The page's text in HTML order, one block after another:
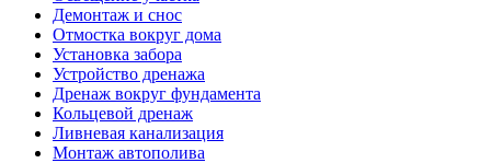
Демонтаж и снос
Отмостка вокруг дома
Установка забора
Устройство дренажа
Дренаж вокруг фундамента
Кольцевой дренаж
Ливневая канализация
Монтаж автополива